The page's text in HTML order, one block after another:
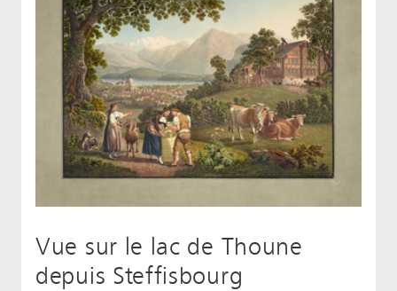
Vue sur le lac de Thoune
depuis Steffisbourg